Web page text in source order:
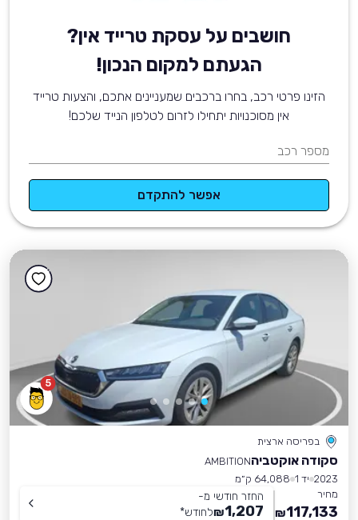
חושבים על עסקת טרייד אין?
הגעתם למקום הנכון!
הזינו פרטי רכב, בחרו ברכבים שמעניינים אתכם, והצעות טרייד
אין מסוכנויות יתחילו לזרום לטלפון הנייד שלכם!
מספר רכב
אפשר להתקדם
5
בפריסה ארצית
סקודה אוקטביהAMBITION
2023 יד 1
64,088 ק״מ
מחיר
117,133
₪
החזר חודשי מ-
1,207
₪לחודש*